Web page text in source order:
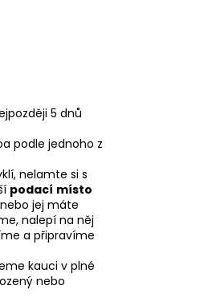
5 dnů
podle jednoho z
nelamte si s
podací místo
jej máte
nalepí na něj
a připravíme
kauci v plné
nebo